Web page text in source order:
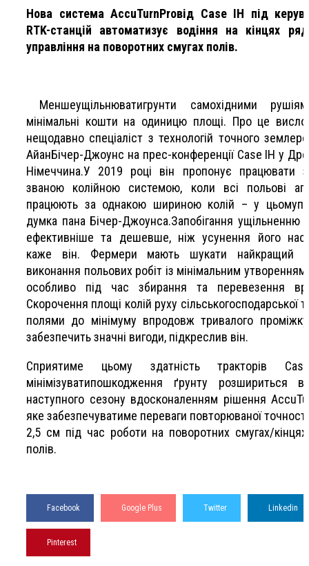
Нова система AccuTurnProвід Case IH під
RTK-станцій автоматизує водіння на кінцях
управління на поворотних смугах полів.
Меншеущільнюватигрунти самохідними
мінімальні кошти на одиницю площі. Про це
нещодавно спеціаліст з технологій точного
АйанБічер-Джоунс на прес-конференції Case IH у
Німеччина.У 2019 році він пропонує працювати
званою колійною системою, коли всі польові
працюють за однакою шириною колій – у
думка пана Бічер-Джоунса.Запобігання ущільненню
ефективніше та дешевше, ніж усунення його
каже він. Фермери мають шукати найкращий
виконання польових робіт із мінімальним утворенням
особливо під час збирання та перевезення
Скорочення площі колій руху сільськогосподарської
полями до мінімуму впродовж тривалого
забезпечить значні вигоди, підкреслив він.
Сприятиме цьому здатність тракторів
мінімізуватипошкодження ґрунту розшириться
наступного сезону вдосконаленням рішення
яке забезпечуватиме переваги повторюваної точності
2,5 см під час роботи на поворотних смугах/кінцях
полів.
Facebook Google Plus Twitter Linkedin
Pinterest